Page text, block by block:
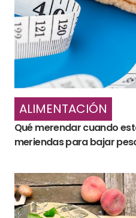
ALIMENTACIÓN
Qué merendar cuando
meriendas para bajar